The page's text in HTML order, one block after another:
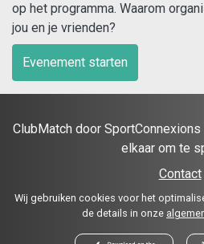
op het programma. Waarom
jou en je vrienden?
Evenement starten
ClubMatch door
elkaar om te
Contact
Wij gebruiken cookies voor het
de details in onze